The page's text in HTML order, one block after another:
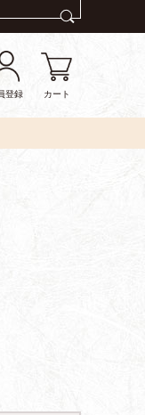
登録 カート